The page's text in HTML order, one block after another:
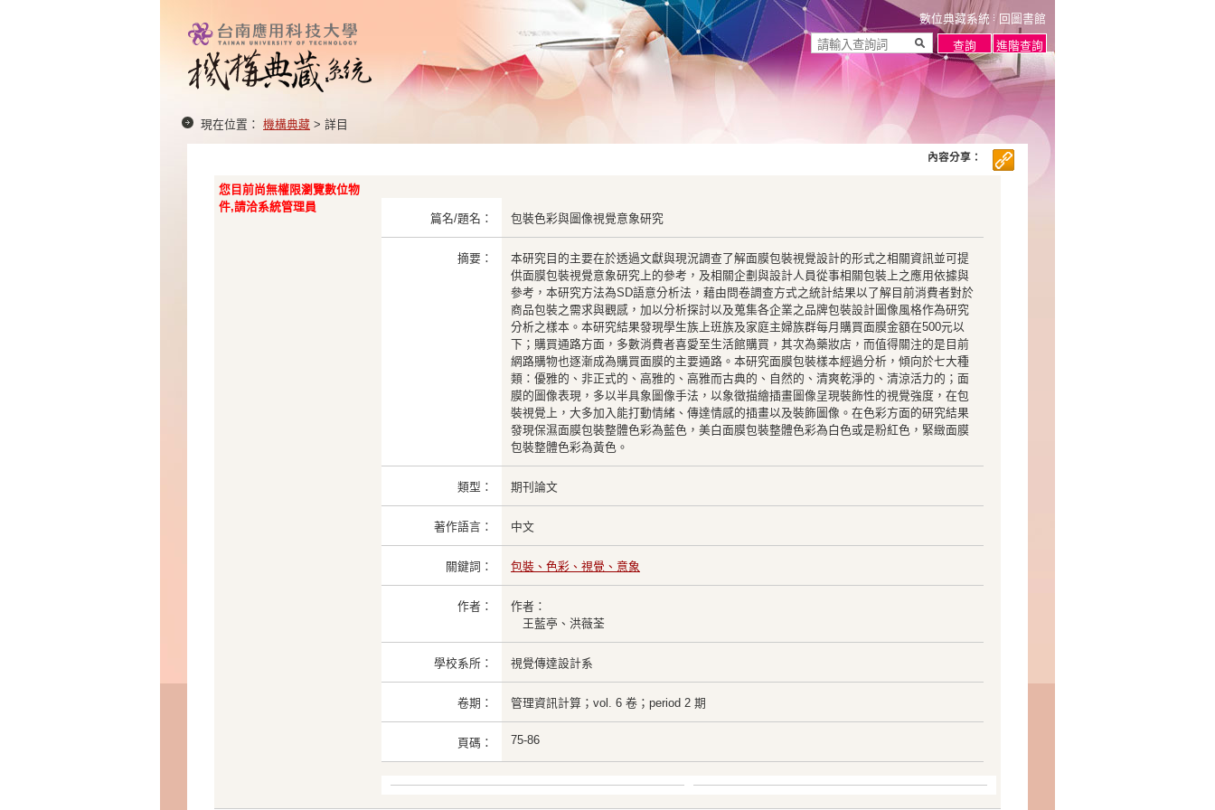
數位典藏系統 回圖書館
現在位置： 機構典藏 > 詳目
您目前尚無權限瀏覽數位物
件,請洽系統管理員
篇名/題名：
包裝色彩與圖像視覺意象研究
摘要：
本研究目的主要在於透過文獻與現況調查了解面膜包裝視覺設計的形式之相關資訊並可提
供面膜包裝視覺意象研究上的參考，及相關企劃與設計人員從事相關包裝上之應用依據與
參考，本研究方法為SD語意分析法，藉由問卷調查方式之統計結果以了解目前消費者對於
商品包裝之需求與觀感，加以分析探討以及蒐集各企業之品牌包裝設計圖像風格作為研究
分析之樣本。本研究結果發現學生族上班族及家庭主婦族群每月購買面膜金額在500元以
下；購買通路方面，多數消費者喜愛至生活館購買，其次為藥妝店，而值得關注的是目前
網路購物也逐漸成為購買面膜的主要通路。本研究面膜包裝樣本經過分析，傾向於七大種
類：優雅的、非正式的、高雅的、高雅而古典的、自然的、清爽乾淨的、清涼活力的；面
膜的圖像表現，多以半具象圖像手法，以象徵描繪插畫圖像呈現裝飾性的視覺強度，在包
裝視覺上，大多加入能打動情緒、傳達情感的插畫以及裝飾圖像。在色彩方面的研究結果
發現保濕面膜包裝整體色彩為藍色，美白面膜包裝整體色彩為白色或是粉紅色，緊緻面膜
包裝整體色彩為黃色。
類型： 期刊論文
著作語言： 中文
關鍵詞： 包裝、色彩、視覺、意象
作者：
作者：
王藍亭、洪薇荃
學校系所： 視覺傳達設計系
卷期： 管理資訊計算；vol. 6 卷；period 2 期
頁碼： 75-86
內容分享：